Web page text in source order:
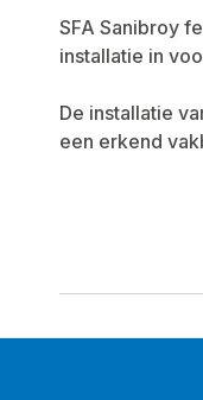
SFA Sanibroy
installatie in
De installatie
een erkend